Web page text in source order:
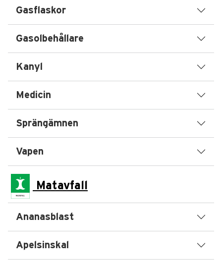
Gasflaskor
Gasolbehållare
Kanyl
Medicin
Sprängämnen
Vapen
Matavfall
Ananasblast
Apelsinskal